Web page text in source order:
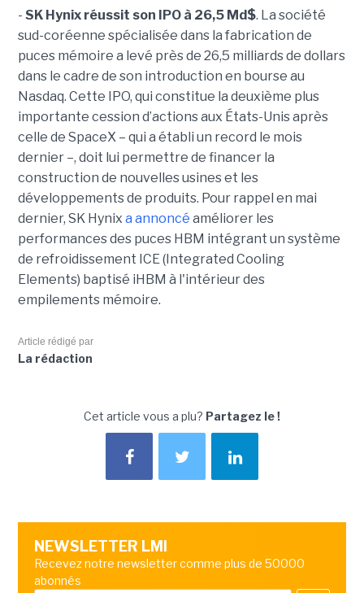
- SK Hynix réussit son IPO à 26,5 Md$. La société
sud-coréenne spécialisée dans la fabrication de
puces mémoire a levé près de 26,5 milliards de dollars
dans le cadre de son introduction en bourse au
Nasdaq. Cette IPO, qui constitue la deuxième plus
importante cession d’actions aux États-Unis après
celle de SpaceX – qui a établi un record le mois
dernier –, doit lui permettre de financer la
construction de nouvelles usines et les
développements de produits. Pour rappel en mai
dernier, SK Hynix a annoncé améliorer les
performances des puces HBM intégrant un système
de refroidissement ICE (Integrated Cooling
Elements) baptisé iHBM à l'intérieur des
empilements mémoire.
Article rédigé par
La rédaction
Cet article vous a plu? Partagez le !
NEWSLETTER LMI
Recevez notre newsletter comme plus de 50000
abonnés